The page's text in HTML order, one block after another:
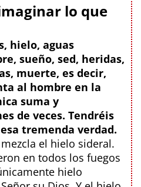
lo que
hielo, aguas
sueño, sed, heridas,
muerte, es decir,
al hombre en la
suma y
de veces. Tendréis
tremenda verdad.
el hielo sideral.
en todos los fuegos
hielo